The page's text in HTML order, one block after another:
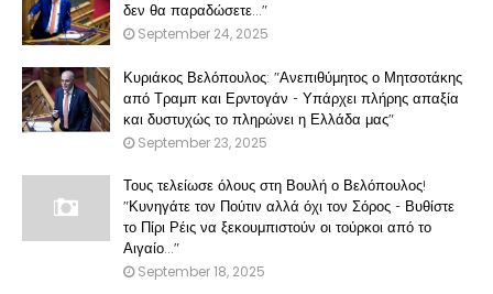
δεν θα παραδώσετε..."
September 24, 2025
Κυριάκος Βελόπουλος: "Ανεπιθύμητος ο Μητσοτάκης
από Τραμπ και Ερντογάν - Υπάρχει πλήρης απαξία
και δυστυχώς το πληρώνει η Ελλάδα μας"
September 23, 2025
Τους τελείωσε όλους στη Βουλή ο Βελόπουλος!
"Κυνηγάτε τον Πούτιν αλλά όχι τον Σόρος - Βυθίστε
το Πίρι Ρέις να ξεκουμπιστούν οι τούρκοι από το
Αιγαίο..."
September 18, 2025